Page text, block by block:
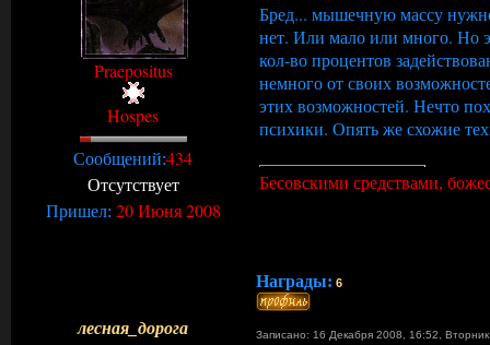
Praepositus
Hospes
Сообщений:434
Отсутствует
Пришел: 20 Июня 2008
Бред... мышечную массу
нет. Или мало или много. Но
кол-во процентов
немного от своих
этих возможностей. Нечто
психики. Опять же схожие
Бесовскими средствами,
Награды: 6
лесная_дорога Записано: 16 Декабря 2008, 16:52,